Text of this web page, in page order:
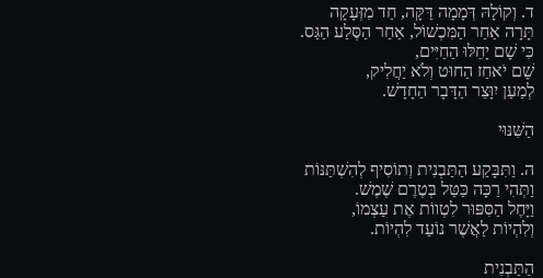
ד. וְקוֹלָהּ דְּמָמָה דַּקָּה, חַד מִזְּעָקָה
תָּרָה אַחַר הַמִּכְשׁוֹל, אַחַר הַסֶּלַע הַגַּס.
כִּי שָׁם יָחֵלּוּ הַחַיִּים,
שָׁם יֹאחַז הַחוּט וְלֹא יַחֲלִיק,
לְמַעַן יִוָּצֵר הַדָּבָר הַחָדָשׁ.
הַשִּׁנּוּי
ה. וַתִּבָּקַע הַתַּבְנִית וְתוֹסִיף לְהִשְׁתַּנּוֹת
וַתְּהִי רַכָּה כַּטַּל בְּטֶרֶם שֶׁמֶשׁ.
וַיָּחֶל הַסִּפּוּר לִטְווֹת אֶת עַצְמוֹ,
וְלִהְיוֹת לַאֲשֶׁר נוֹעַד לִהְיוֹת.
הַתַּבְנִית